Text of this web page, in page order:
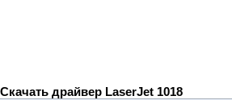
Скачать драйвер LaserJet 1018